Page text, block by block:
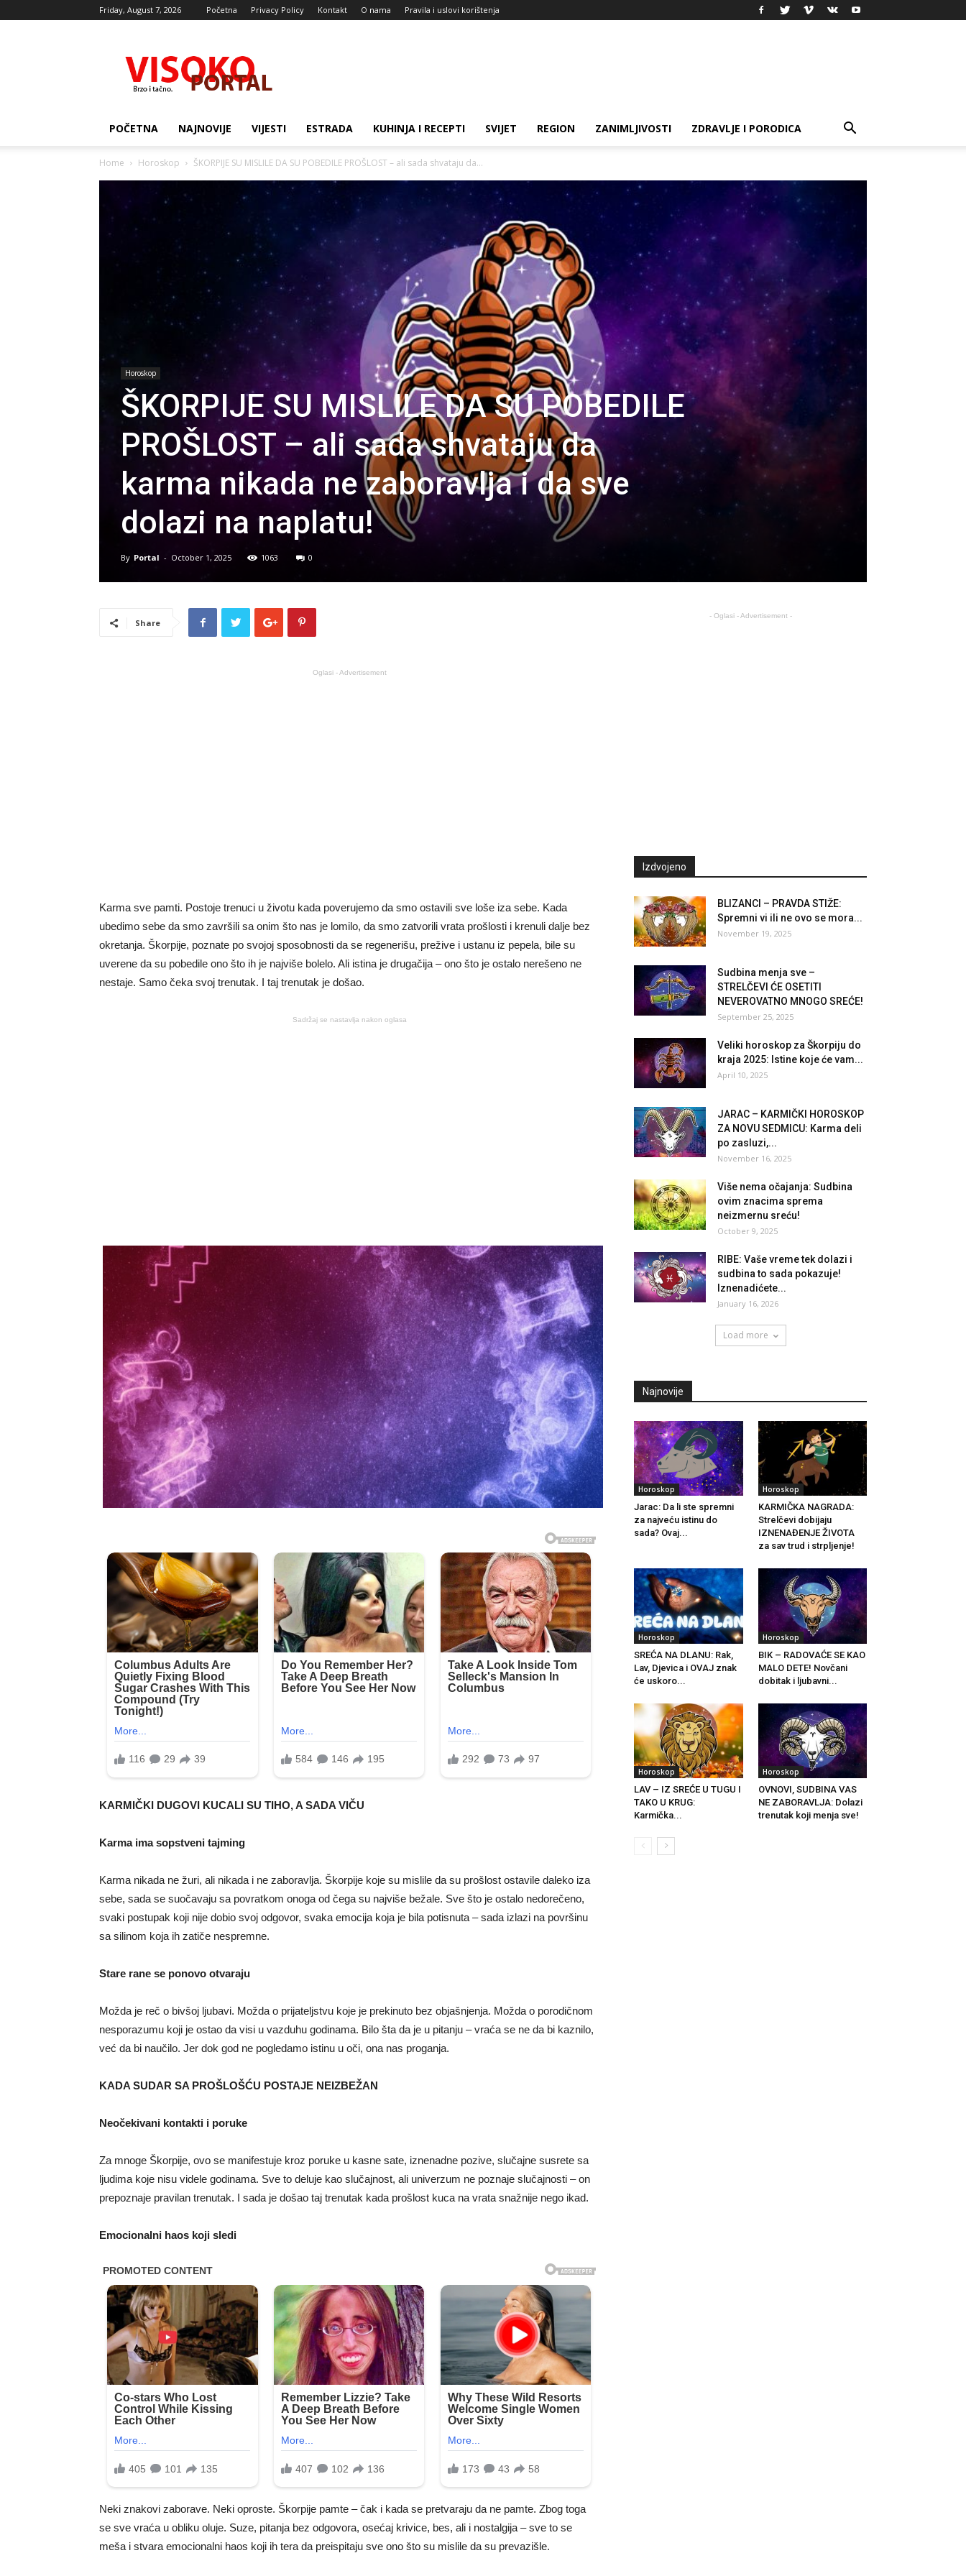
Friday, August 7, 2026 Početna Privacy Policy Kontakt O nama Pravila i uslovi korištenja
portal
POČETNA NAJNOVIJE VIJESTI ESTRADA KUHINJA I RECEPTI SVIJET REGION ZANIMLJIVOSTI ZDRAVLJE I PORODICA
Home Horoskop ŠKORPIJE SU MISLILE DA SU POBEDILE PROŠLOST – ali sada shvataju da...
Horoskop
ŠKORPIJE SU MISLILE DA SU POBEDILE
PROŠLOST – ali sada shvataju da
karma nikada ne zaboravlja i da sve
dolazi na naplatu!
By Portal - October 1, 2025 1063 0
Share
Oglasi - Advertisement
Karma sve pamti. Postoje trenuci u životu kada poverujemo da smo ostavili sve loše iza sebe. Kada
ubedimo sebe da smo završili sa onim što nas je lomilo, da smo zatvorili vrata prošlosti i krenuli dalje bez
okretanja. Škorpije, poznate po svojoj sposobnosti da se regenerišu, prežive i ustanu iz pepela, bile su
uverene da su pobedile ono što ih je najviše bolelo. Ali istina je drugačija – ono što je ostalo nerešeno ne
nestaje. Samo čeka svoj trenutak. I taj trenutak je došao.
Sadržaj se nastavlja nakon oglasa
KARMIČKI DUGOVI KUCALI SU TIHO, A SADA VIČU
Karma ima sopstveni tajming
Karma nikada ne žuri, ali nikada i ne zaboravlja. Škorpije koje su mislile da su prošlost ostavile daleko iza
sebe, sada se suočavaju sa povratkom onoga od čega su najviše bežale. Sve što je ostalo nedorečeno,
svaki postupak koji nije dobio svoj odgovor, svaka emocija koja je bila potisnuta – sada izlazi na površinu
sa silinom koja ih zatiče nespremne.
Stare rane se ponovo otvaraju
Možda je reč o bivšoj ljubavi. Možda o prijateljstvu koje je prekinuto bez objašnjenja. Možda o porodičnom
nesporazumu koji je ostao da visi u vazduhu godinama. Bilo šta da je u pitanju – vraća se ne da bi kaznilo,
već da bi naučilo. Jer dok god ne pogledamo istinu u oči, ona nas proganja.
KADA SUDAR SA PROŠLOŠĆU POSTAJE NEIZBEŽAN
Neočekivani kontakti i poruke
Za mnoge Škorpije, ovo se manifestuje kroz poruke u kasne sate, iznenadne pozive, slučajne susrete sa
ljudima koje nisu videle godinama. Sve to deluje kao slučajnost, ali univerzum ne poznaje slučajnosti – on
prepoznaje pravilan trenutak. I sada je došao taj trenutak kada prošlost kuca na vrata snažnije nego ikad.
Emocionalni haos koji sledi
Neki znakovi zaborave. Neki oproste. Škorpije pamte – čak i kada se pretvaraju da ne pamte. Zbog toga
se sve vraća u obliku oluje. Suze, pitanja bez odgovora, osećaj krivice, bes, ali i nostalgija – sve to se
meša i stvara emocionalni haos koji ih tera da preispitaju sve ono što su mislile da su prevazišle.
- Oglasi - Advertisement -
Izdvojeno
BLIZANCI – PRAVDA STIŽE:
Spremni vi ili ne ovo se mora...
November 19, 2025
Sudbina menja sve –
STRELČEVI ĆE OSETITI
NEVEROVATNO MNOGO SREĆE!
September 25, 2025
Veliki horoskop za Škorpiju do
kraja 2025: Istine koje će vam...
April 10, 2025
JARAC – KARMIČKI HOROSKOP
ZA NOVU SEDMICU: Karma deli
po zasluzi,...
November 16, 2025
Više nema očajanja: Sudbina
ovim znacima sprema
neizmernu sreću!
October 9, 2025
RIBE: Vaše vreme tek dolazi i
sudbina to sada pokazuje!
Iznenadićete...
January 16, 2026
Load more
Najnovije
Horoskop
Jarac: Da li ste spremni
za najveću istinu do
sada? Ovaj...
Horoskop
KARMIČKA NAGRADA:
Strelčevi dobijaju
IZNENAĐENJE ŽIVOTA
za sav trud i strpljenje!
Horoskop
SREĆA NA DLANU: Rak,
Lav, Djevica i OVAJ znak
će uskoro...
Horoskop
BIK – RADOVAĆE SE KAO
MALO DETE! Novčani
dobitak i ljubavni...
Horoskop
LAV – IZ SREĆE U TUGU I
TAKO U KRUG:
Karmička...
Horoskop
OVNOVI, SUDBINA VAS
NE ZABORAVLJA: Dolazi
trenutak koji menja sve!